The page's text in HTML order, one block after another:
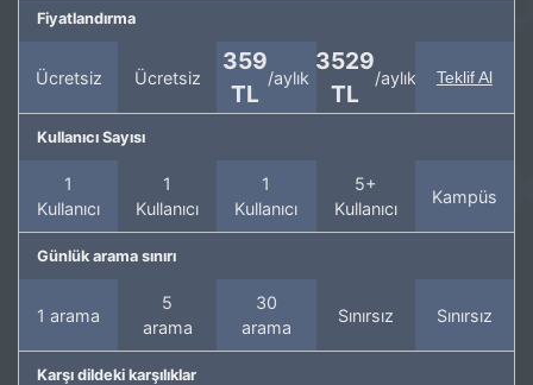
Fiyatlandırma
Ücretsiz Ücretsiz
359
TL
/aylık
3529
TL
/aylık Teklif Al
Kullanıcı Sayısı
1
Kullanıcı
1
Kullanıcı
1
Kullanıcı
5+
Kullanıcı
Kampüs
Günlük arama sınırı
1 arama
5
arama
30
arama
Sınırsız Sınırsız
Karşı dildeki karşılıklar